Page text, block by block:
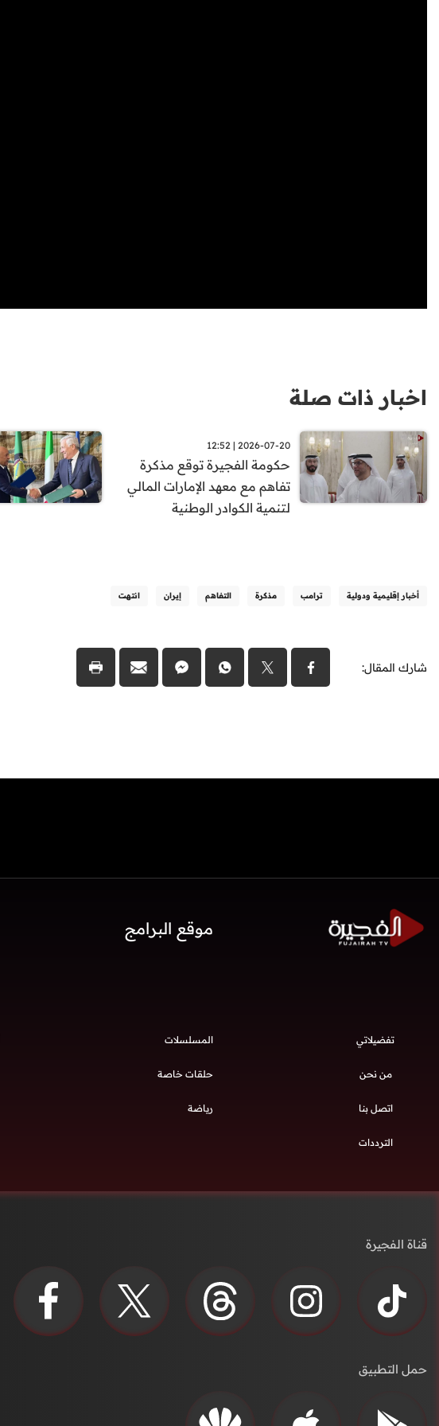
اخبار ذات صلة
2026-07-20 | 12:52
حكومة الفجيرة توقع مذكرة
تفاهم مع معهد الإمارات المالي
لتنمية الكوادر الوطنية
أخبار إقليمية ودولية ترامب مذكرة التفاهم إيران انتهت
شارك المقال:
موقع البرامج
تفضيلاتي
من نحن
اتصل بنا
الترددات
المسلسلات
حلقات خاصة
رياضة
قناة الفجيرة
حمل التطبيق